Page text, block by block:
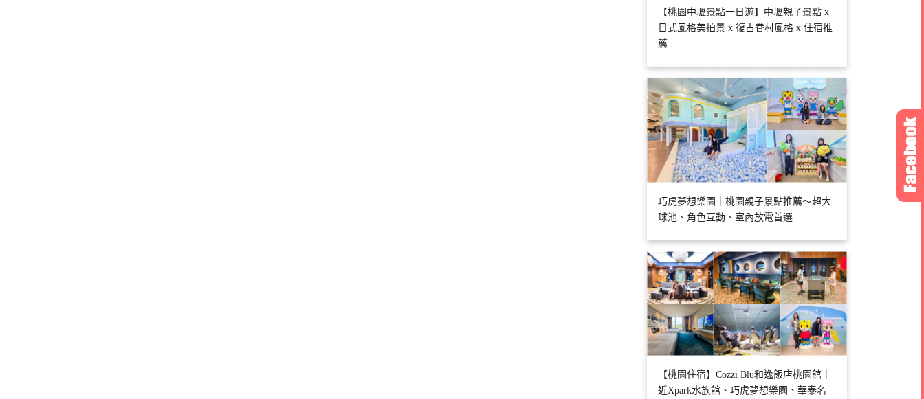
【桃園中壢景點一日遊】中壢親子景點 x
日式風格美拍景 x 復古眷村風格 x 住宿推
薦
巧虎夢想樂園｜桃園親子景點推薦～超大
球池、角色互動、室內放電首選
【桃園住宿】Cozzi Blu和逸飯店桃園館｜
近Xpark水族館、巧虎夢想樂園、華泰名